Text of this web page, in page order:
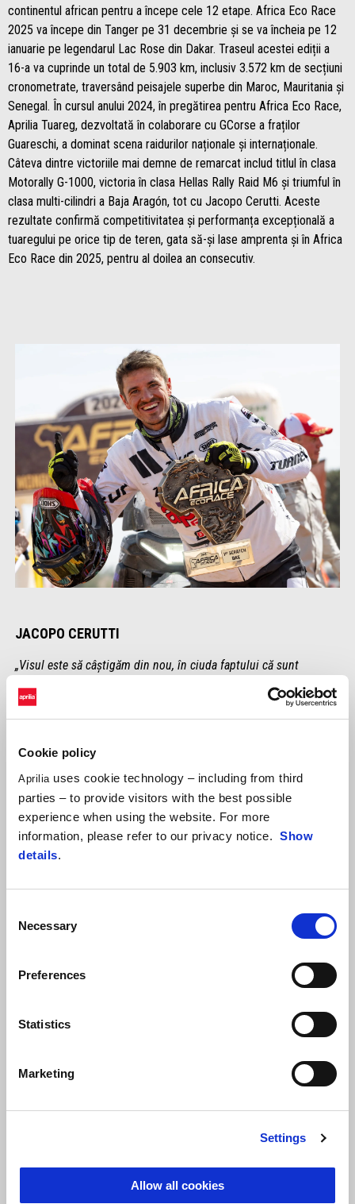
Cookie policy
Aprilia uses cookie technology – including from third
parties – to provide visitors with the best possible
experience when using the website. For more
information, please refer to our privacy notice. Show
details.
Selection
Necessary
Preferences
Statistics
Marketing
Settings
Allow all cookies
continentul african pentru a începe cele 12 etape. Africa Eco Race
2025 va începe din Tanger pe 31 decembrie și se va încheia pe 12
ianuarie pe legendarul Lac Rose din Dakar. Traseul acestei ediții a
16-a va cuprinde un total de 5.903 km, inclusiv 3.572 km de secțiuni
cronometrate, traversând peisajele superbe din Maroc, Mauritania și
Senegal. În cursul anului 2024, în pregătirea pentru Africa Eco Race,
Aprilia Tuareg, dezvoltată în colaborare cu GCorse a fraților
Guareschi, a dominat scena raidurilor naționale și internaționale.
Câteva dintre victoriile mai demne de remarcat includ titlul în clasa
Motorally G-1000, victoria în clasa Hellas Rally Raid M6 și triumful în
clasa multi-cilindri a Baja Aragón, tot cu Jacopo Cerutti. Aceste
rezultate confirmă competitivitatea și performanța excepțională a
tuaregului pe orice tip de teren, gata să-și lase amprenta și în Africa
Eco Race din 2025, pentru al doilea an consecutiv.
JACOPO CERUTTI
„Visul este să câștigăm din nou, în ciuda faptului că sunt
aproape 4.000 de km de tronsoane cronometrate extrem de
solicitante pe parcurs unde se poate întâmpla orice. În Africa Eco
Race, navigarea este întotdeauna o provocare uriașă și fiecare zi
bine am putut și totul a decurs conform planului, așa că simt că
sunt pregătit. Sunt încrezător că vom putea câștiga unele etape
și vom obține o poziție generală bună. Tot ce mai rămâne acum
este să începem și să dăm totul!”
FRANCESCO MONTANARI